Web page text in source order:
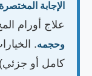
الإجابة
علاج أورام
وحجمه.
كامل أو